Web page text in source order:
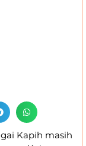
Kapih masih